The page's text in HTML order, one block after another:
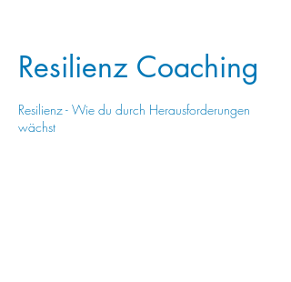
Resilienz Coaching
Resilienz - Wie du durch Herausforderungen
wächst